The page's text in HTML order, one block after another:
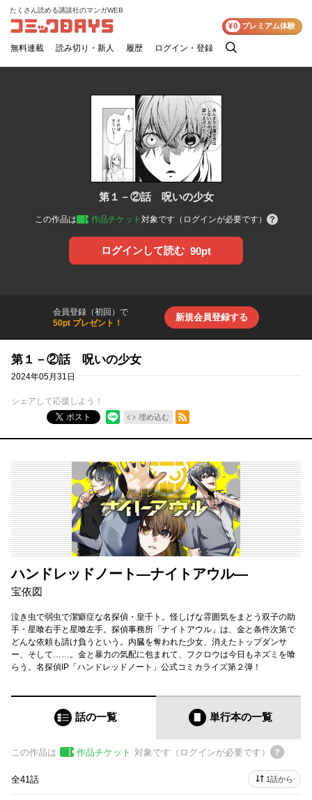
コミックDAYS
たくさん読める講談社のマンガWEB
無料連載 読み切り・新人 履歴 ログイン・登録
検
¥0 プレミアム体験
第１－②話 呪いの少女
この作品は 作品チケット 対象です（ログインが必要です）
ログインして読む 90pt
会員登録（初回）で
50pt プレゼント！
新規会員登録する
第１－②話 呪いの少女
2024年05月31日
シェアして応援しよう！
ポスト
埋め込む
RSSフィード
ハンドレッドノート―ナイトアウル―
宝依図
泣き虫で弱虫で潔癖症な名探偵・皇千ト。怪しげな雰囲気をまとう双子の助
手・星喰右手と星喰左手。探偵事務所「ナイトアウル」は、金と条件次第で
どんな依頼も請け負うという。内臓を奪われた少女、消えたトップダンサ
ー、そして……。金と暴力の気配に包まれて、フクロウは今日もネズミを喰
らう。名探偵IP「ハンドレッドノート」公式コミカライズ第２弾！
話の一覧 単行本の一覧
この作品は 作品チケット 対象です（ログインが必要です）
全41話 1話から